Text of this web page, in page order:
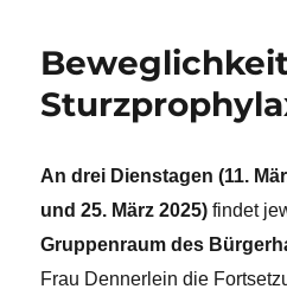
An drei Dienstagen (11.
und 25. März 2025) findet
Gruppenraum des
Frau Dennerlein die